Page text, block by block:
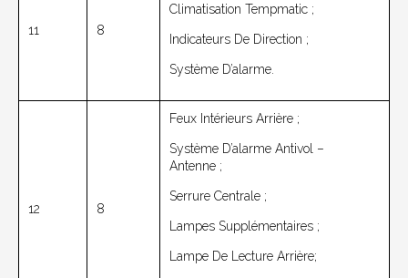
11 8
Climatisation Tempmatic ;
Indicateurs De Direction ;
Système D’alarme.
12 8
Feux Intérieurs Arrière ;
Système D’alarme Antivol –
Antenne ;
Serrure Centrale ;
Lampes Supplémentaires ;
Lampe De Lecture Arrière;